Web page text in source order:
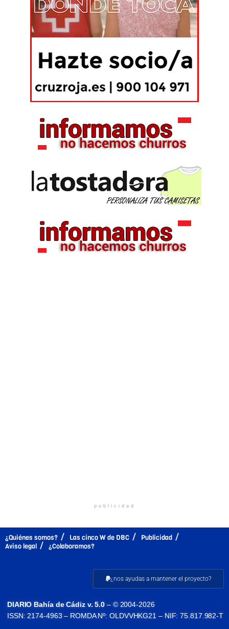
publicidad
¿Quiénes somos? Las cinco W de DBC
Publicidad
Aviso legal
¿Colaboramos?
¿nos ayudas a mantener el proyecto?
DIARIO Bahía de Cádiz v. 5.0 – © 2004-2026
ISSN: 2174-4963 – ROMDA Nº: OLDVVHKG21 – NIF: 75.817.982-T